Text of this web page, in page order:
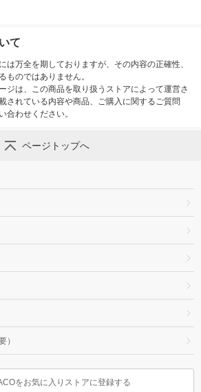
て
は万全を期しておりますが、その内容の正確性、
ものではありません。
ジは、この商品を取り扱うストアによって運営さ
されている内容や商品、ご購入に関するご質問
合わせください。
ページトップへ
）
をお気に入りストアに登録する